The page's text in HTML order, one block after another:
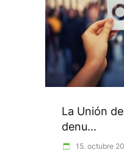
La Unión
denu...
15. octubre